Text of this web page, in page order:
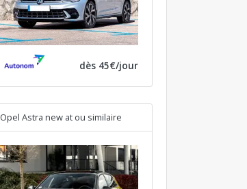
dès 45€/jour
Opel Astra new at ou similaire